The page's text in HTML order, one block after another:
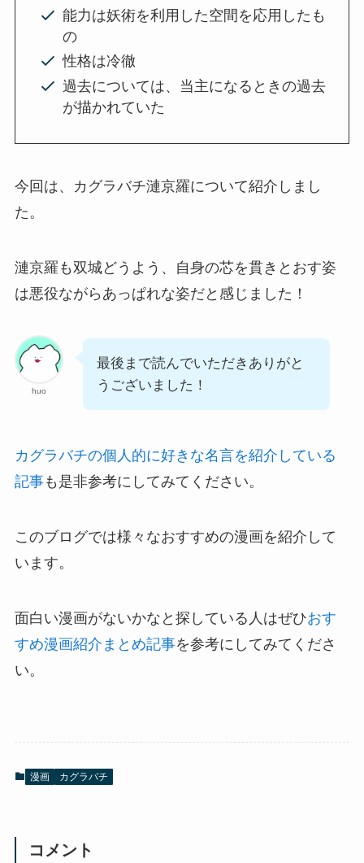
能力は妖術を利用した空間を応用したも
の
性格は冷徹
過去については、当主になるときの過去
が描かれていた
今回は、カグラバチ漣京羅について紹介しまし
た。
漣京羅も双城どうよう、自身の芯を貫きとおす姿
は悪役ながらあっぱれな姿だと感じました！
huo
最後まで読んでいただきありがと
うございました！
カグラバチの個人的に好きな名言を紹介している
記事も是非参考にしてみてください。
このブログでは様々なおすすめの漫画を紹介して
います。
面白い漫画がないかなと探している人はぜひおす
すめ漫画紹介まとめ記事を参考にしてみてくださ
い。
漫画 カグラバチ
コメント